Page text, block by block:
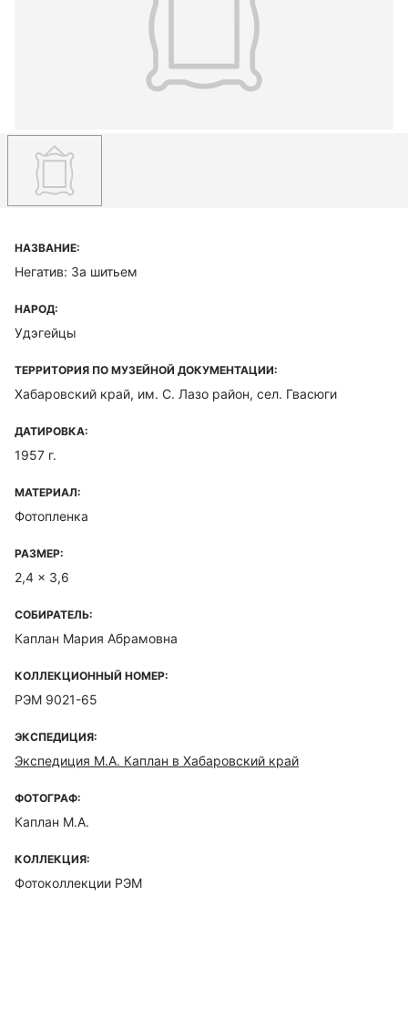
НАЗВАНИЕ:
Негатив: За шитьем
НАРОД:
Удэгейцы
ТЕРРИТОРИЯ ПО МУЗЕЙНОЙ ДОКУМЕНТАЦИИ:
Хабаровский край, им. С. Лазо район, сел. Гвасюги
ДАТИРОВКА:
1957 г.
МАТЕРИАЛ:
Фотопленка
РАЗМЕР:
2,4 x 3,6
СОБИРАТЕЛЬ:
Каплан Мария Абрамовна
КОЛЛЕКЦИОННЫЙ НОМЕР:
РЭМ 9021-65
ЭКСПЕДИЦИЯ:
Экспедиция М.А. Каплан в Хабаровский край
ФОТОГРАФ:
Каплан М.А.
КОЛЛЕКЦИЯ:
Фотоколлекции РЭМ